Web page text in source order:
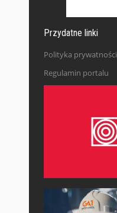
Przydatne linki
Polityka prywatności
Regulamin portalu